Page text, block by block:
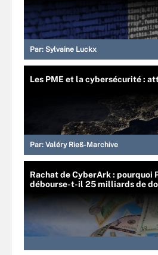
Par: Sylvaine Luckx
Les PME et la cybersécurité :
Par: Valéry Rieß-Marchive
Rachat de CyberArk : pourquoi
débourse-t-il 25 milliards de